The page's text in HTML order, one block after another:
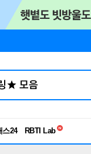
스24
독서유형검사